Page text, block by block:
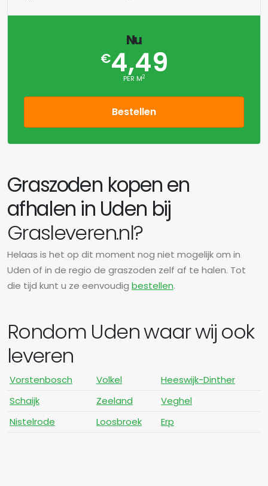
Nu
€4,49
PER M2
Bestellen
Graszoden kopen en
afhalen in Uden bij
Grasleveren.nl?
Helaas is het op dit moment nog niet mogelijk om in
Uden of in de regio de graszoden zelf af te halen. Tot
die tijd kunt u ze eenvoudig bestellen.
Rondom Uden waar wij ook
leveren
Vorstenbosch Volkel
Heeswijk-Dinther
Schaijk
Zeeland
Veghel
Nistelrode
Loosbroek Erp